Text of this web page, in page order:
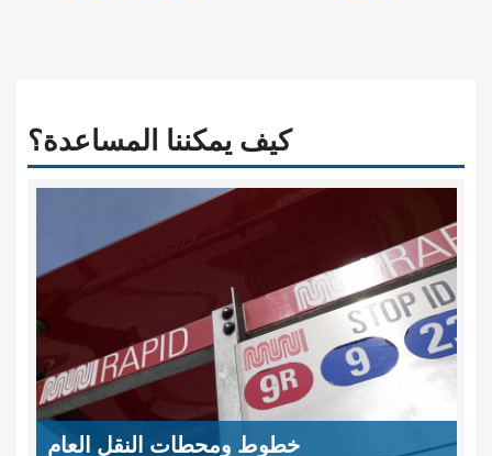
كيف يمكننا المساعدة؟
خطوط ومحطات النقل العام